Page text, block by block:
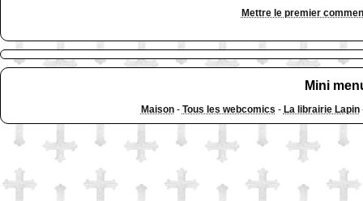
Mettre le premier
Mini
Maison- Tous les webcomics - La librairie Lapin